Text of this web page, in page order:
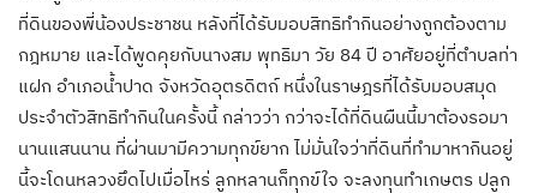
ที่ดินของพี่น้องประชาชน หลังที่ได้รับมอบสิทธิทำกินอย่างถูกต้องตาม
กฎหมาย และได้พูดคุยกับนางสม พุทธิมา วัย 84 ปี อาศัยอยู่ที่ตำบลท่า
แฝก อำเภอน้ำปาด จังหวัดอุตรดิตถ์ หนึ่งในราษฎรที่ได้รับมอบสมุด
ประจำตัวสิทธิทำกินในครั้งนี้ กล่าวว่า กว่าจะได้ที่ดินผืนนี้มาต้องรอมา
นานแสนนาน ที่ผ่านมามีความทุกข์ยาก ไม่มั่นใจว่าที่ดินที่ทำมาหากินอยู่
นี้จะโดนหลวงยึดไปเมื่อไหร่ ลูกหลานก็ทุกข์ใจ จะลงทุนทำเกษตร ปลูก